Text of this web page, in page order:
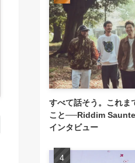
すべて話そう。これま
こと──Riddim
インタビュー